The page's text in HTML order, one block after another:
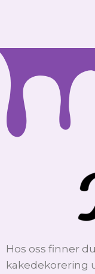
Hos oss finner
kakedekorering